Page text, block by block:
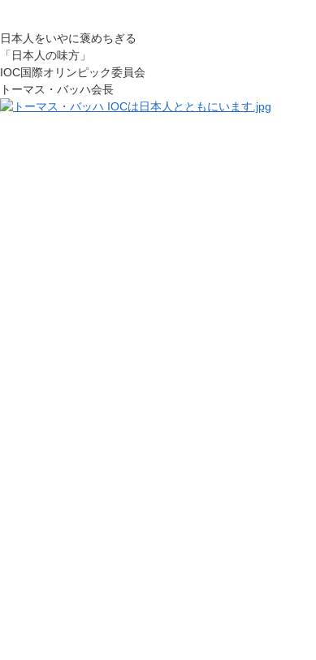
日本人をいやに褒めちぎる
「日本人の味方」
IOC国際オリンピック委員会
トーマス・バッハ会長